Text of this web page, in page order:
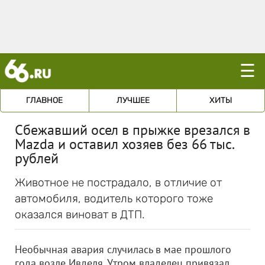
☰
ГЛАВНОЕ ЛУЧШЕЕ ХИТЫ
Сбежавший осел в прыжке врезался в
Mazda и оставил хозяев без 66 тыс.
рублей
Животное не пострадало, в отличие от
автомобиля, водитель которого тоже
оказался виноват в ДТП.
Необычная авария случилась в мае прошлого